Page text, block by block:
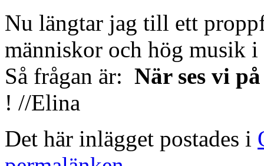
Nu längtar jag till ett
människor och hög musik
Så frågan är: När ses vi
! //Elina
Det här inlägget postades i